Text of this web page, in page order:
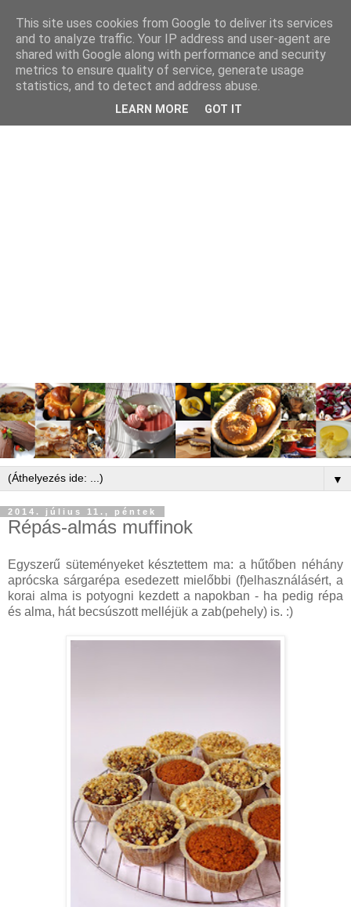
▼
2014. július 11., péntek
Répás-almás muffinok
Egyszerű süteményeket késztettem ma: a hűtőben néhány
aprócska sárgarépa esedezett mielőbbi (f)elhasználásért, a
korai alma is potyogni kezdett a napokban - ha pedig répa
és alma, hát becsúszott melléjük a zab(pehely) is. :)
This site uses cookies from Google to deliver its services
and to analyze traffic. Your IP address and user-agent are
shared with Google along with performance and security
metrics to ensure quality of service, generate usage
statistics, and to detect and address abuse.
LEARN MORE GOT IT